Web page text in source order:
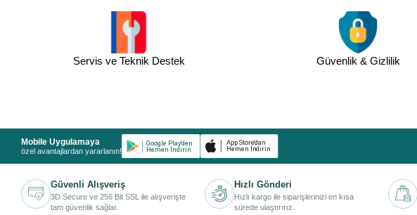
Servis ve Teknik Destek Güvenlik & Gizlilik
Mobile Uygulamaya
özel avantajlardan yararlanın!
Güvenli Alışveriş
3D Secure ve 256 Bit SSL ile alışverişte
tam güvenlik sağlar.
Hızlı Gönderi
Hızlı kargo ile siparişlerinizi en kısa
sürede ulaştırırız.